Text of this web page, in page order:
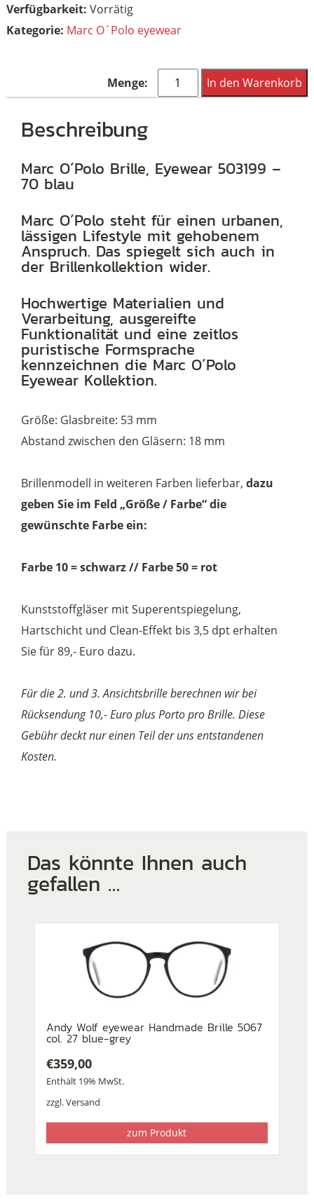
Vorrätig
Kategorie: Marc O´Polo eyewear
Marc
O
Eyewear
70
blau
Menge
In den Warenkorb
Beschreibung
Marc O´Polo Brille, Eyewear 503199 –
70 blau
Marc O´Polo steht für einen urbanen,
lässigen Lifestyle mit gehobenem
Anspruch. Das spiegelt sich auch in
der Brillenkollektion wider.
Hochwertige Materialien und
Verarbeitung, ausgereifte
Funktionalität und eine zeitlos
puristische Formsprache
kennzeichnen die Marc O´Polo
Eyewear Kollektion.
Größe: Glasbreite: 53 mm
Abstand zwischen den Gläsern: 18 mm
Brillenmodell in weiteren Farben lieferbar,dazu
geben Sie im Feld „Größe / Farbe“ die
gewünschte Farbe ein:
Farbe 10 = schwarz // Farbe 50 = rot
Kunststoffgläser mit Superentspiegelung,
Hartschicht und Clean-Effekt bis 3,5 dpt erhalten
Sie für 89,- Euro dazu.
Für die 2. und 3. Ansichtsbrille berechnen wir bei
Rücksendung 10,- Euro plus Porto pro Brille. Diese
Gebühr deckt nur einen Teil der uns entstandenen
Kosten.
Das könnte Ihnen auch
gefallen …
Andy Wolf eyewear Handmade Brille 5067
col. 27 blue-grey
€359,00
Enthält 19% MwSt.
zzgl.Versand
zum Produkt